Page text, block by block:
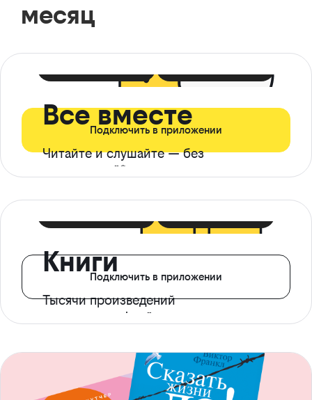
месяц
Все вместе
Читайте и слушайте — без
ограничений*
Подключить в приложении
Книги
Тысячи произведений
с доступом офлайн
Подключить в приложении